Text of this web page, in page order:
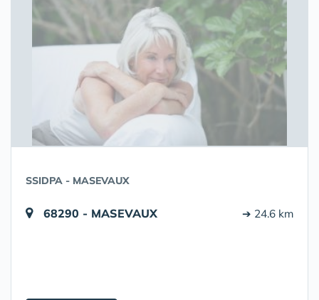
SSIDPA - MASEVAUX
68290 - MASEVAUX ➔ 24.6 km